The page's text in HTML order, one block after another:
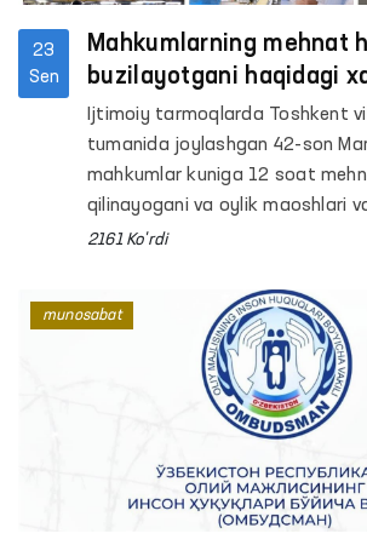
23
Sen
Mahkumlarning mehnat
buzilayotgani haqidagi
o‘rganildi - Ombudsman
Ijtimoiy tarmoqlarda Toshkent
tumanida joylashgan 42-son
mahkumlar kuniga 12 soat
qilinayogani va oylik maoshlari
to‘lanmayotgani haqida
2161 Ko'rdi
munosabat